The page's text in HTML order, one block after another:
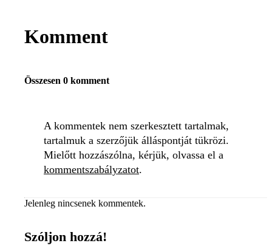
Komment
Összesen 0 komment
A kommentek nem szerkesztett tartalmak,
tartalmuk a szerzőjük álláspontját tükrözi.
Mielőtt hozzászólna, kérjük, olvassa el a
kommentszabályzatot.
Jelenleg nincsenek kommentek.
Szóljon hozzá!